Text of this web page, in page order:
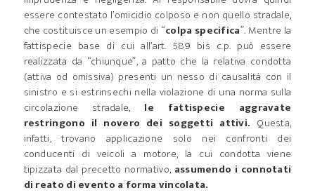
essere contestato l’omicidio colposo e non quello stradale,
che costituisce un esempio di “colpa specifica”. Mentre la
fattispecie base di cui all’art. 589 bis c.p. può essere
realizzata da “chiunque”, a patto che la relativa condotta
(attiva od omissiva) presenti un nesso di causalità con il
sinistro e si estrinsechi nella violazione di una norma sulla
circolazione stradale, le fattispecie aggravate
restringono il novero dei soggetti attivi. Questa,
infatti, trovano applicazione solo nei confronti dei
conducenti di veicoli a motore, la cui condotta viene
tipizzata dal precetto normativo, assumendo i connotati
di reato di evento a forma vincolata.